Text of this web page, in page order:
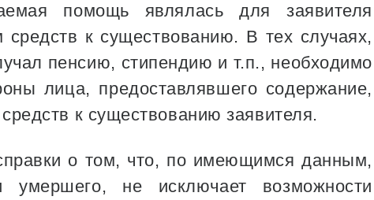
помощь являлась для заявителя
к существованию. В тех случаях,
пенсию, стипендию и т.п., необходимо
лица, предоставлявшего содержание,
к существованию заявителя.
о том, что, по имеющимся данным,
не исключает возможности